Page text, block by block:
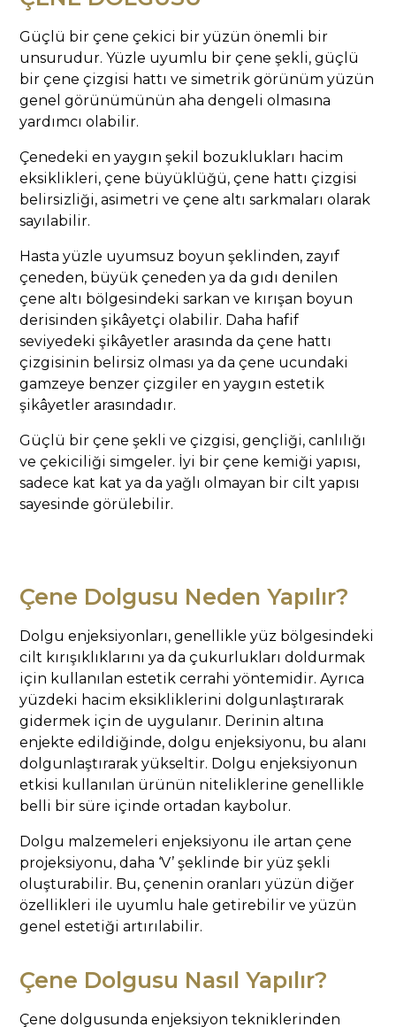
Güçlü bir çene çekici bir yüzün önemli bir
unsurudur. Yüzle uyumlu bir çene şekli, güçlü
bir çene çizgisi hattı ve simetrik görünüm yüzün
genel görünümünün aha dengeli olmasına
yardımcı olabilir.
Çenedeki en yaygın şekil bozuklukları hacim
eksiklikleri, çene büyüklüğü, çene hattı çizgisi
belirsizliği, asimetri ve çene altı sarkmaları olarak
sayılabilir.
Hasta yüzle uyumsuz boyun şeklinden, zayıf
çeneden, büyük çeneden ya da gıdı denilen
çene altı bölgesindeki sarkan ve kırışan boyun
derisinden şikâyetçi olabilir. Daha hafif
seviyedeki şikâyetler arasında da çene hattı
çizgisinin belirsiz olması ya da çene ucundaki
gamzeye benzer çizgiler en yaygın estetik
şikâyetler arasındadır.
Güçlü bir çene şekli ve çizgisi, gençliği, canlılığı
ve çekiciliği simgeler. İyi bir çene kemiği yapısı,
sadece kat kat ya da yağlı olmayan bir cilt yapısı
sayesinde görülebilir.
Çene Dolgusu Neden Yapılır?
Dolgu enjeksiyonları, genellikle yüz bölgesindeki
cilt kırışıklıklarını ya da çukurlukları doldurmak
için kullanılan estetik cerrahi yöntemidir. Ayrıca
yüzdeki hacim eksikliklerini dolgunlaştırarak
gidermek için de uygulanır. Derinin altına
enjekte edildiğinde, dolgu enjeksiyonu, bu alanı
dolgunlaştırarak yükseltir. Dolgu enjeksiyonun
etkisi kullanılan ürünün niteliklerine genellikle
belli bir süre içinde ortadan kaybolur.
Dolgu malzemeleri enjeksiyonu ile artan çene
projeksiyonu, daha ‘V’ şeklinde bir yüz şekli
oluşturabilir. Bu, çenenin oranları yüzün diğer
özellikleri ile uyumlu hale getirebilir ve yüzün
genel estetiği artırılabilir.
Çene Dolgusu Nasıl Yapılır?
Çene dolgusunda enjeksiyon tekniklerinden